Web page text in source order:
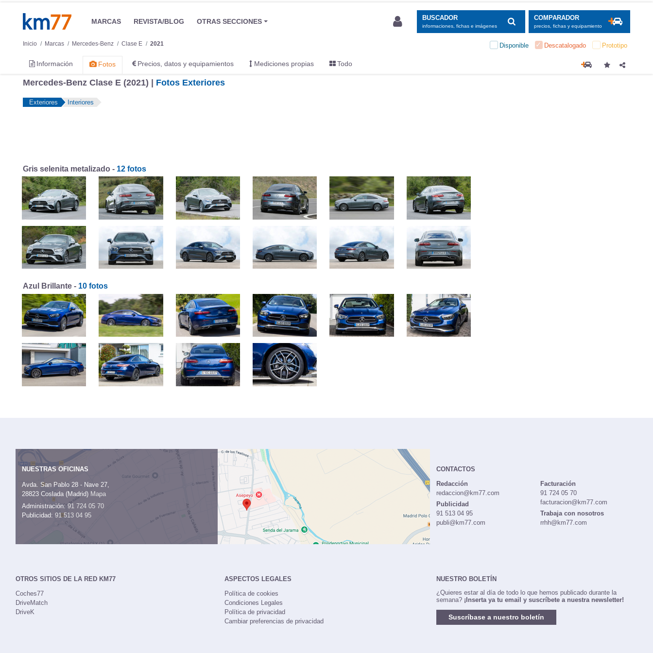
MARCAS REVISTA/BLOG OTRAS SECCIONES BUSCADOR
informaciones, fichas e imágenes
COMPARADOR
precios, fichas y equipamiento
Inicio Marcas Mercedes-Benz Clase E 2021 Disponible Descatalogado Prototipo
Información Fotos Precios, datos y equipamientos Mediciones propias Todo
Mercedes-Benz Clase E (2021) | Fotos Exteriores
Exteriores Interiores
Gris selenita metalizado - 12 fotos
Azul Brillante - 10 fotos
NUESTRAS OFICINAS
Avda. San Pablo 28 - Nave 27,
28823 Coslada (Madrid) Mapa
Administración:91 724 05 70
Publicidad: 91 513 04 95
CONTACTOS
Redacción
redaccion@km77.com
Publicidad
91 513 04 95
publi@km77.com
Facturación
91 724 05 70
facturacion@km77.com
Trabaja con nosotros
rrhh@km77.com
OTROS SITIOS DE LA RED KM77
Coches77
DriveMatch
DriveK
ASPECTOS LEGALES
Política de cookies
Condiciones Legales
Política de privacidad
Cambiar preferencias de privacidad
NUESTRO BOLETÍN
¿Quieres estar al día de todo lo que hemos publicado durante la
semana? ¡Inserta ya tu email y suscríbete a nuestra newsletter!
Suscríbase a nuestro boletín